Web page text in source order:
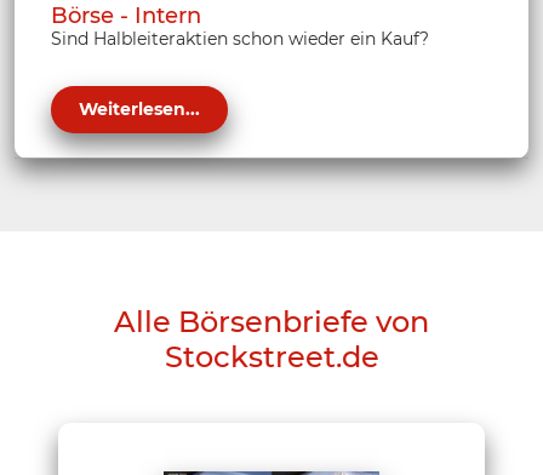
Börse - Intern
Sind Halbleiteraktien schon wieder ein Kauf?
Weiterlesen...
Alle Börsenbriefe von
Stockstreet.de